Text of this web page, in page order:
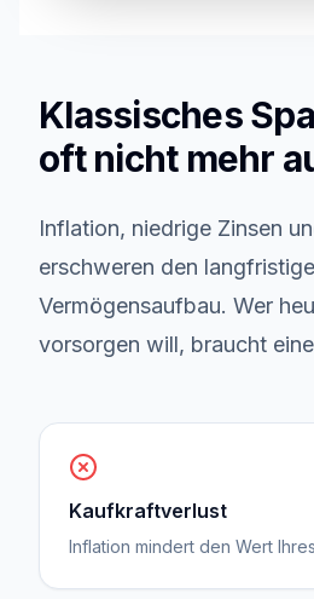
Klassisches
oft nicht mehr
Inflation, niedrige Zinsen
erschweren den
Vermögensaufbau. Wer
vorsorgen will, braucht
Kaufkraftverlust
Inflation mindert den Wert